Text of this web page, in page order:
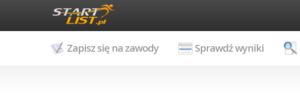
Zapisz się na zawody Sprawdź wyniki